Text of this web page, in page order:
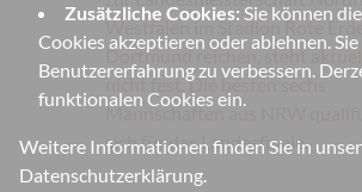
Zusätzliche Cookies: Sie können
Cookies akzeptieren oder ablehnen.
Benutzererfahrung zu verbessern.
funktionalen Cookies ein.
Weitere Informationen finden Sie in
Datenschutzerklärung.
Westfalen im Stadion Rote
Dortmund reichen, steht
nicht fest. Die besten sechs
Mannschaften aus NRW
sich für das Landesfinale.